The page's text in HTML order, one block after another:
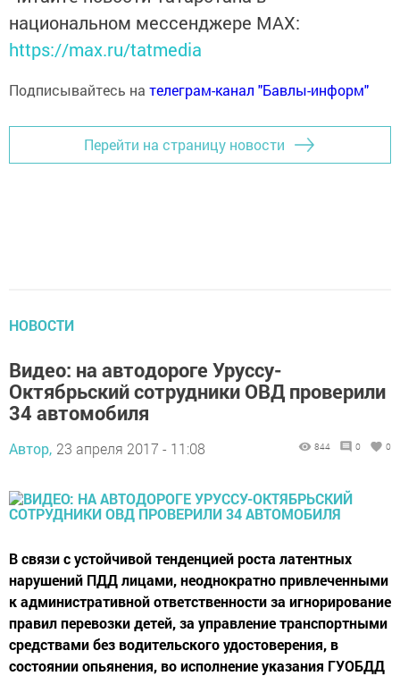
национальном мессенджере MАХ:
https://max.ru/tatmedia
Подписывайтесь на телеграм-канал "Бавлы-информ"
Перейти на страницу новости
НОВОСТИ
Видео: на автодороге Уруссу-
Октябрьский сотрудники ОВД проверили
34 автомобиля
Автор, 23 апреля 2017 - 11:08 844 0 0
В связи с устойчивой тенденцией роста латентных
нарушений ПДД лицами, неоднократно привлеченными
к административной ответственности за игнорирование
правил перевозки детей, за управление транспортными
средствами без водительского удостоверения, в
состоянии опьянения, во исполнение указания ГУОБДД